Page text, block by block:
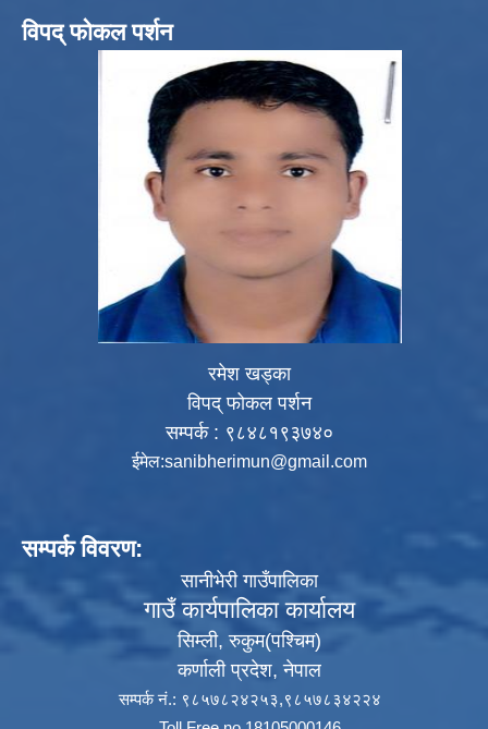
विपद् फोकल पर्शन
रमेश खड्का
विपद् फोकल पर्शन
सम्पर्क : ९८४८१९३७४०
ईमेल:sanibherimun@gmail.com
सम्पर्क विवरण:
सानीभेरी गाउँपालिका
गाउँ कार्यपालिका कार्यालय
सिम्ली, रुकुम(पश्‍चिम)
कर्णाली प्रदेश, नेपाल
सम्पर्क नं.: ९८५७८२४२५३,९८५७८३४२२४